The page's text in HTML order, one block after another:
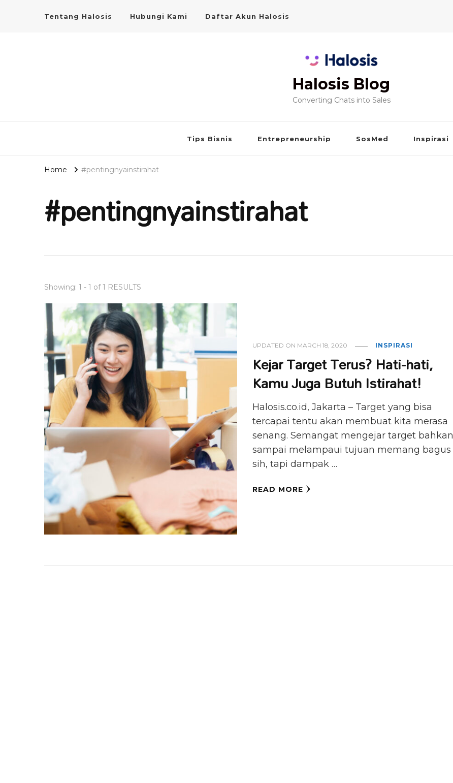
Tentang Halosis Hubungi Kami Daftar Akun Halosis
Halosis Blog
Converting Chats into Sales
Tips Bisnis Entrepreneurship SosMed Inspirasi
Home #pentingnyainstirahat
#pentingnyainstirahat
Showing: 1 - 1 of 1 RESULTS
UPDATED ON MARCH 18, 2020 INSPIRASI
Kejar Target Terus? Hati-hati,
Kamu Juga Butuh Istirahat!
Halosis.co.id, Jakarta – Target yang bisa
tercapai tentu akan membuat kita merasa
senang. Semangat mengejar target bahkan
sampai melampaui tujuan memang bagus
sih, tapi dampak …
READ MORE